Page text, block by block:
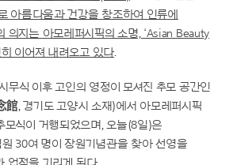
아름다움과 건강을 창조하여 인류에
의지는 아모레퍼시픽의 소명, ‘Asian Beauty
이어져 내려오고 있다.
무식 이후 고인의 영정이 모셔진 추모 공간인
, 경기도 고양시 소재)에서 아모레퍼시픽
모식이 거행되었으며, 오늘(8일)은
30여 명이 장원기념관을 찾아 선영을